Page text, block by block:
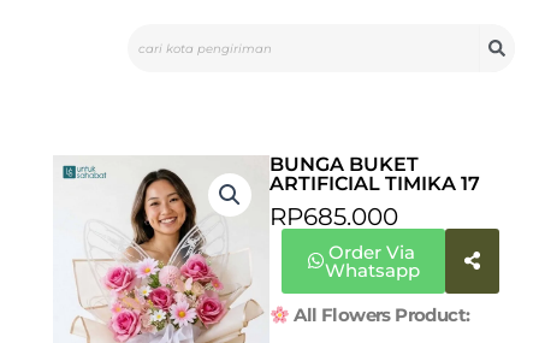
BUNGA BUKET
ARTIFICIAL TIMIKA 17
RP685.000
Order Via
Whatsapp
All Flowers Product: